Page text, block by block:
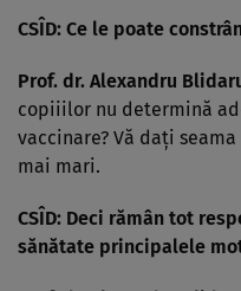
CSÎD: Ce le poate
Prof. dr. Alexandru
copiiilor nu determină
vaccinare? Vă daţi
mai mari.
CSÎD: Deci rămân tot
sănătate principalele